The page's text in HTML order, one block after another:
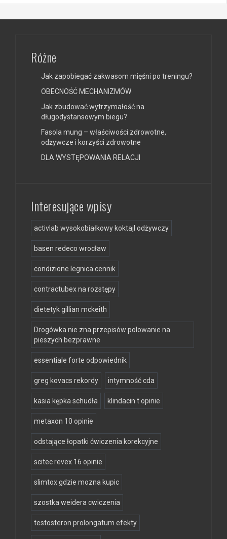
Różne
Jak zapobiegać zakwasom mięśni po treningu?
OBECNOŚĆ MECHANIZMÓW
Jak zbudować wytrzymałość na
długodystansowym biegu?
Fasola mung – właściwości zdrowotne,
odżywcze i korzyści zdrowotne
DLA WYSTĘPOWANIA RELACJI
Interesujące wpisy
activlab wysokobiałkowy koktajl odżywczy
basen redeco wrocław
condizione legnica cennik
contractubex na rozstępy
dietetyk gillian mckeith
Drogówka nie zna przepisów polowanie na
pieszych bezprawne
essentiale forte odpowiednik
greg kovacs rekordy intymność cda
kasia kępka schudła klindacin t opinie
metaxon 10 opinie
odstające łopatki ćwiczenia korekcyjne
scitec revex 16 opinie
slimtox gdzie mozna kupic
szostka weidera cwiczenia
testosteron prolongatum efekty